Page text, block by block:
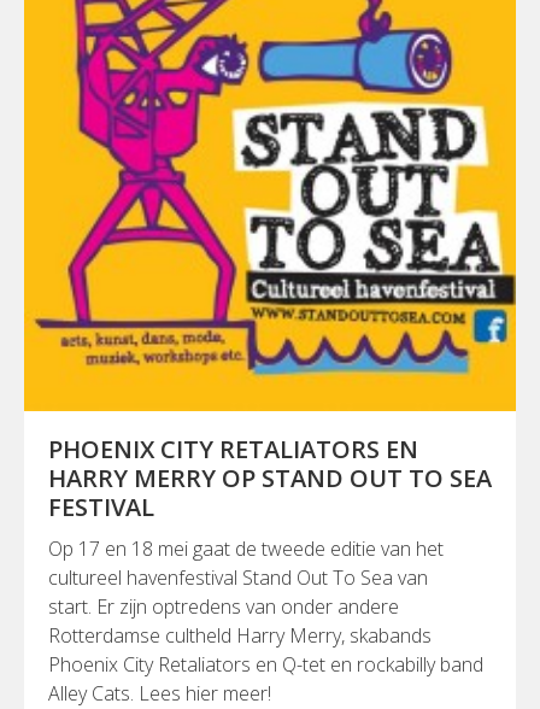
PHOENIX CITY RETALIATORS EN
HARRY MERRY OP STAND OUT TO SEA
FESTIVAL
Op 17 en 18 mei gaat de tweede editie van het
cultureel havenfestival Stand Out To Sea van
start. Er zijn optredens van onder andere
Rotterdamse cultheld Harry Merry, skabands
Phoenix City Retaliators en Q-tet en rockabilly band
Alley Cats. Lees hier meer!